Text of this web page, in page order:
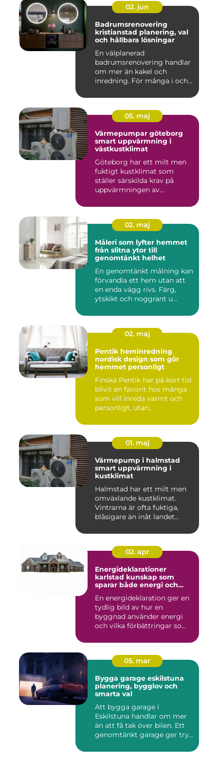
02. jun
Badrumsrenovering
kristianstad planering, val
och hållbara lösningar
En välplanerad
badrumsrenovering handlar
om mer än kakel och
inredning. För många i och
05. maj
Värmepumpar göteborg
smart uppvärmning i
västkustklimat
Göteborg har ett milt men
fuktigt kustklimat som
ställer särskilda krav på
uppvärmningen av
02. maj
Måleri som lyfter hemmet
från slitna ytor till
genomtänkt helhet
En genomtänkt målning kan
förvandla ett hem utan att
en enda vägg rivs. Färg,
ytskikt och noggrant u...
02. maj
Pentik heminredning
nordisk design som gör
hemmet personligt
Finska Pentik har på kort tid
blivit en favorit hos många
som vill inreda varmt och
personligt, utan...
01. maj
Värmepump i halmstad
smart uppvärmning i
kustklimat
Halmstad har ett milt men
omväxlande kustklimat.
Vintrarna är ofta fuktiga,
blåsigare än inåt landet...
02. apr
Energideklarationer
karlstad kunskap som
sparar både energi och
En energideklaration ger en
tydlig bild av hur en
byggnad använder energi
och vilka förbättringar so...
05. mar
Bygga garage eskilstuna
planering, bygglov och
smarta val
Att bygga garage i
Eskilstuna handlar om mer
än att få tak över bilen. Ett
genomtänkt garage ger try...